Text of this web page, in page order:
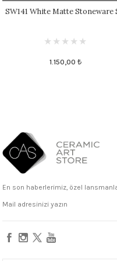
SW141 White Matte Stoneware
1.150,00 ₺
En son haberlerimiz, özel